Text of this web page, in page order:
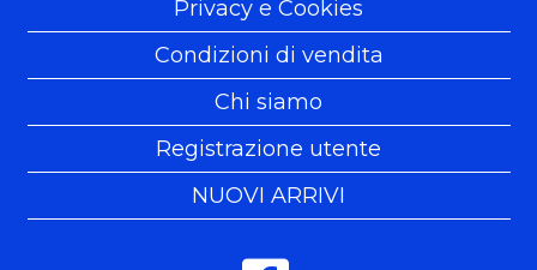
Privacy e Cookies
Condizioni di vendita
Chi siamo
Registrazione utente
NUOVI ARRIVI